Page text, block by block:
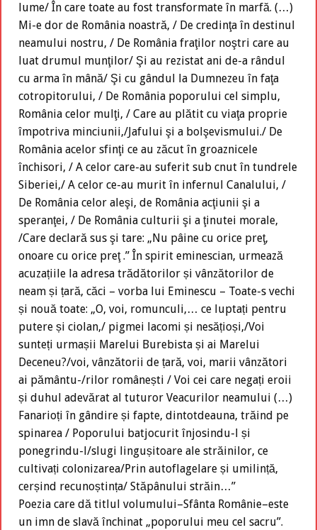
lume/ În care toate au fost transformate în marfă. (…)
Mi-e dor de România noastră, / De credinţa în destinul
neamului nostru, / De România fraţilor noştri care au
luat drumul munţilor/ Şi au rezistat ani de-a rândul
cu arma în mână/ Şi cu gândul la Dumnezeu în faţa
cotropitorului, / De România poporului cel simplu,
România celor mulţi, / Care au plătit cu viaţa proprie
împotriva minciunii,/Jafului şi a bolşevismului./ De
România acelor sfinţi ce au zăcut în groaznicele
închisori, / A celor care-au suferit sub cnut în tundrele
Siberiei,/ A celor ce-au murit în infernul Canalului, /
De România celor aleşi, de România acţiunii şi a
speranţei, / De România culturii şi a ţinutei morale,
/Care declară sus şi tare: „Nu pâine cu orice preţ,
onoare cu orice preţ .” În spirit eminescian, urmează
acuzațiile la adresa trădătorilor și vânzătorilor de
neam și țară, căci – vorba lui Eminescu – Toate-s vechi
și nouă toate: „O, voi, romunculi,… ce luptați pentru
putere și ciolan,/ pigmei lacomi și nesățioși,/Voi
sunteți urmașii Marelui Burebista și ai Marelui
Deceneu?/voi, vânzătorii de țară, voi, marii vânzători
ai pământu-/rilor românești / Voi cei care negați eroii
și duhul adevărat al tuturor Veacurilor neamului (…)
Fanarioți în gândire și fapte, dintotdeauna, trăind pe
spinarea / Poporului batjocurit înjosindu-l și
ponegrindu-l/slugi lingușitoare ale străinilor, ce
cultivați colonizarea/Prin autoflagelare și umilință,
cerșind recunoștința/ Stăpânului străin…”
Poezia care dă titlul volumului–Sfânta Românie–este
un imn de slavă închinat „poporului meu cel sacru”.